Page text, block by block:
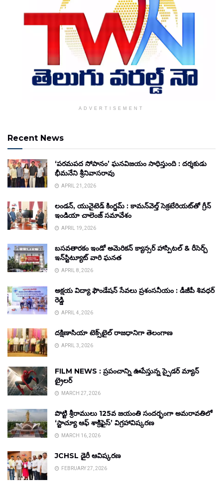
ADVERTISEMENT
Recent News
‘పరమపద సోపానం’ ఘనవిజయం సాధిస్తుంది : దర్శకుడు
భీమనేని శ్రీనివాసరావు
APRIL 21, 2026
లండన్, యునైటెడ్ కింగ్డమ్ : కామన్‌వెల్త్ సెక్రటేరియట్‌తో గ్రీన్
ఇండియా చాలెంజ్ సమావేశం
APRIL 19, 2026
బసవతారకం ఇండో అమెరికన్ క్యాన్సర్ హాస్పిటల్ & రీసెర్చ్
ఇన్‌స్టిట్యూట్ వారి ఘనత
APRIL 8, 2026
అక్షయ విద్యా ఫౌండేషన్ సేవలు ప్రశంసనీయం : డీజీపీ శివధర్
రెడ్డి
APRIL 4, 2026
దక్షిణాసియా టెక్స్‌టైల్ రాజధానిగా తెలంగాణ
APRIL 3, 2026
FILM NEWS : ప్రపంచాన్ని ఊపేస్తున్న స్పైడర్ మ్యాన్
ట్రైలర్
MARCH 27, 2026
పొట్టి శ్రీరాములు 125వ జయంతి సందర్భంగా అమరావతిలో
‘స్టాచ్యూ ఆఫ్ శాక్రిఫైస్’ విగ్రహావిష్కరణ
MARCH 16, 2026
JCHSL డైరీ ఆవిష్కరణ
FEBRUARY 27, 2026